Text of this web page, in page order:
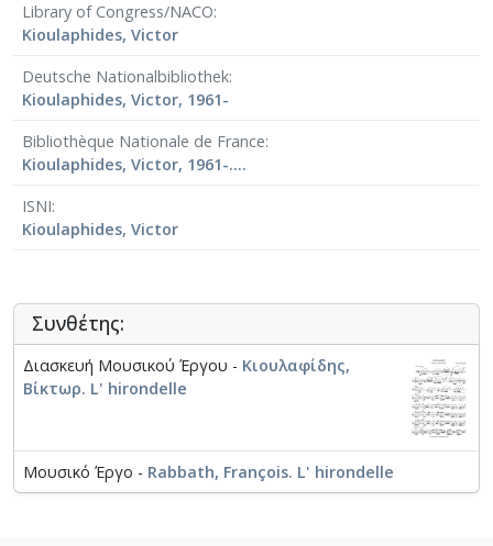
Library of Congress/NACO
Kioulaphides, Victor
Deutsche Nationalbibliothek
Kioulaphides, Victor, 1961-
Bibliothèque Nationale de France
Kioulaphides, Victor, 1961-....
ISNI
Kioulaphides, Victor
Συνθέτης:
Διασκευή Μουσικού Έργου - Κιουλαφίδης,
Βίκτωρ. L' hirondelle
Μουσικό Έργο - Rabbath, François. L' hirondelle